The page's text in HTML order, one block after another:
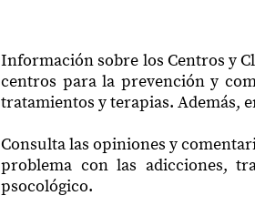
Información sobre los Centros y
centros para la prevención y
tratamientos y terapias. Además,
Consulta las opiniones y
problema con las adicciones,
psocológico.